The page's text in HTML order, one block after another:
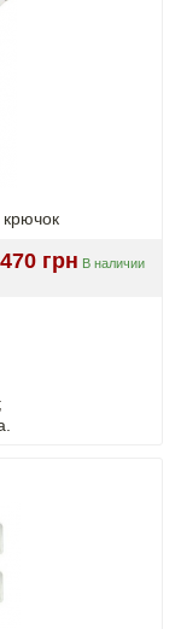
крючок
470 грн В наличии